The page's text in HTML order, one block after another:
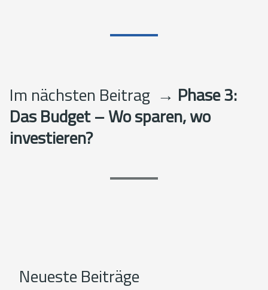
Im nächsten Beitrag → Phase 3:
Das Budget – Wo sparen, wo
investieren?
Neueste Beiträge